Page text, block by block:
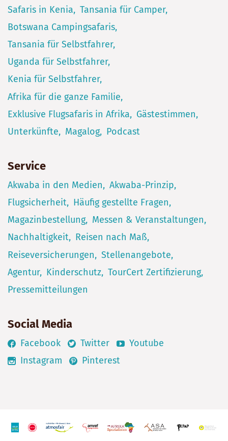
Safaris in Kenia
Tansania für Camper
Botswana Campingsafaris
Tansania für Selbstfahrer
Uganda für Selbstfahrer
Kenia für Selbstfahrer
Afrika für die ganze Familie
Exklusive Flugsafaris in Afrika
Gästestimmen
Unterkünfte
Magalog Podcast
Service
Akwaba in den Medien
Akwaba-Prinzip
Flugsicherheit
Häufig gestellte Fragen
Magazinbestellung
Messen & Veranstaltungen
Nachhaltigkeit
Reisen nach Maß
Reiseversicherungen
Stellenangebote
Agentur
Kinderschutz TourCert Zertifizierung
Pressemitteilungen
Social Media
Facebook Twitter
Youtube
Instagram
Pinterest